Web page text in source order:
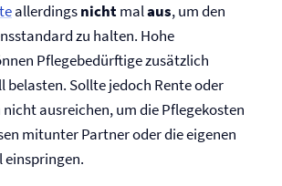
allerdingsnichtmalaus, um den
zu halten. Hohe
Pflegebedürftige zusätzlich
belasten. Sollte jedoch Rente oder
ausreichen, um die Pflegekosten
mitunter Partner oder die eigenen
einspringen.